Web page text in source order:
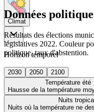
Climat
Horizon temporel
2030 2050
2100
Température été
Hausse de la température
Nuits
Nuits où la température ne
Données
Résultats des élections
législatives 2022. Couleur
politique, taux d'abstention.